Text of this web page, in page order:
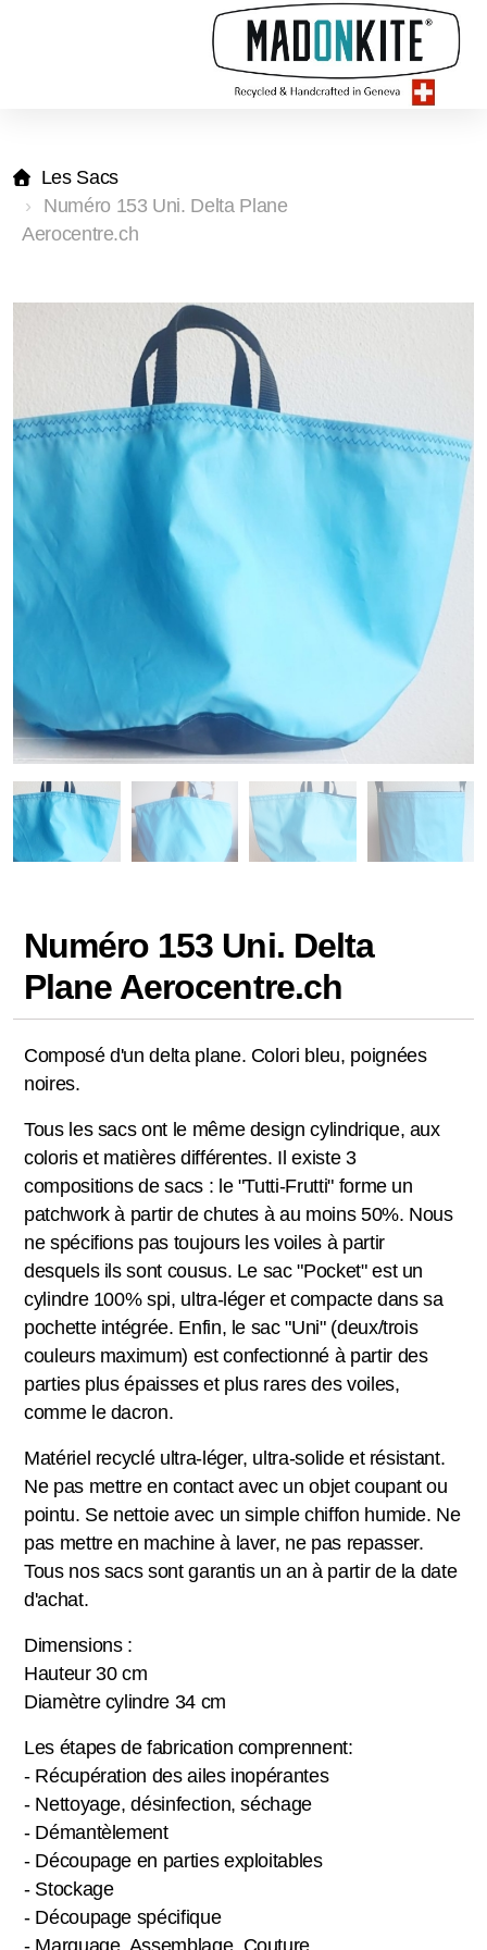
Les Sacs
Numéro 153 Uni. Delta Plane
Aerocentre.ch
Numéro 153 Uni. Delta
Plane Aerocentre.ch
Composé d'un delta plane. Colori bleu, poignées
noires.
Tous les sacs ont le même design cylindrique, aux
coloris et matières différentes. Il existe 3
compositions de sacs : le "Tutti-Frutti" forme un
patchwork à partir de chutes à au moins 50%. Nous
ne spécifions pas toujours les voiles à partir
desquels ils sont cousus. Le sac "Pocket" est un
cylindre 100% spi, ultra-léger et compacte dans sa
pochette intégrée. Enfin, le sac "Uni" (deux/trois
couleurs maximum) est confectionné à partir des
parties plus épaisses et plus rares des voiles,
comme le dacron.
Matériel recyclé ultra-léger, ultra-solide et résistant.
Ne pas mettre en contact avec un objet coupant ou
pointu. Se nettoie avec un simple chiffon humide. Ne
pas mettre en machine à laver, ne pas repasser.
Tous nos sacs sont garantis un an à partir de la date
d'achat.
Dimensions :
Hauteur 30 cm
Diamètre cylindre 34 cm
Les étapes de fabrication comprennent:
- Récupération des ailes inopérantes
- Nettoyage, désinfection, séchage
- Démantèlement
- Découpage en parties exploitables
- Stockage
- Découpage spécifique
- Marquage, Assemblage, Couture